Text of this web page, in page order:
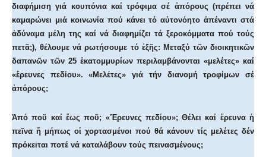
διαφήμιση γιά κουπόνια καί τρόφιμα σέ ἀπόρους (πρέπει νά
καμαρώνει μιά κοινωνία πού κάνει τό αὐτονόητο ἀπέναντι στά
ἀδύναμα μέλη της καί νά διαφημίζει τά ξεροκόμματα πού τούς
πετᾶ;), θέλουμε νά ρωτήσουμε τό ἑξῆς: Μεταξύ τῶν διοικητικῶν
δαπανῶν τῶν 25 ἑκατομμυρίων περιλαμβάνονται «μελέτες» καί
«ἔρευνες πεδίου». «Μελέτες» γιά τήν διανομή τροφίμων σέ
ἀπόρους;
Ἀπό ποῦ καί ἕως ποῦ; «Ἔρευνες πεδίου»; Θέλει καί ἔρευνα ἡ
πεῖνα ἤ μήπως οἱ χορτασμένοι πού θά κάνουν τίς μελέτες δέν
πρόκειται ποτέ νά καταλάβουν τούς πεινασμένους;